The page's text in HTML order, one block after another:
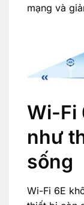
mạng và
Wi-Fi
như
sống
Wi-Fi 6E